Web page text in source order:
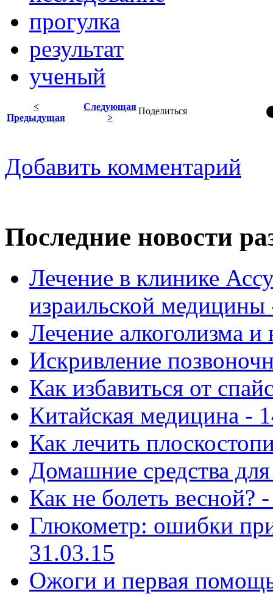
прогулка
результат
ученый
Поделиться
<
Предыдущая
Следующая
>
Добавить комментарий
Последние новости
Лечение в клинике
израильской
Лечение алкоголизма
Искривление
Как избавиться от
Китайская медицина -
Как лечить
Домашние средства
Как не болеть весной?
Глюкометр: ошибки
31.03.15
Ожоги и первая